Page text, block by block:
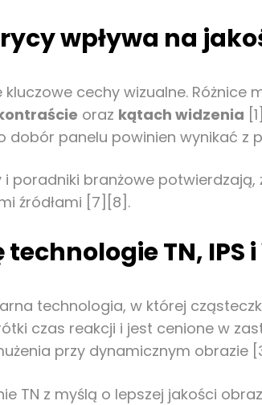
wpływa na
cechy wizualne. Różnice
oraz kątach widzenia
panelu powinien wynikać z
poradniki branżowe
źródłami [7][8].
TN, IPS i
technologia, w której
czas reakcji i jest cenione w
przy dynamicznym obrazie
TN z myślą o lepszej jakości